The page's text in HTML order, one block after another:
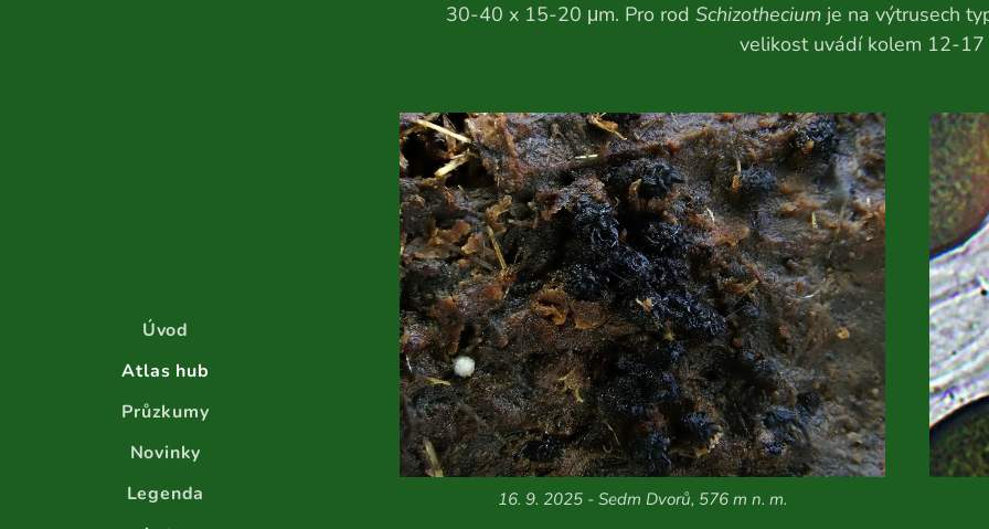
Úvod
Atlas hub
Průzkumy
Novinky
Legenda
30-40 x 15-20 μm. Pro rod Schizothecium je na výtrusech
velikost uvádí kolem 12-
16. 9. 2025 - Sedm Dvorů, 576 m n. m.